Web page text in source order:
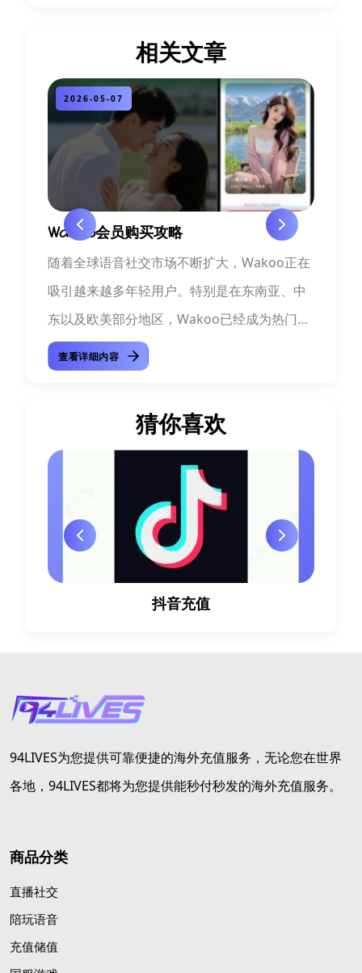
相关文章
2026-05-07
Wakoo会员购买攻略
随着全球语音社交市场不断扩大，Wakoo正在
吸引越来越多年轻用户。特别是在东南亚、中
东以及欧美部分地区，Wakoo已经成为热门的
在线语音交友APP之一。很多新用户刚接触平
台时，最常...
查看详细内容
猜你喜欢
抖音充值
94LIVES为您提供可靠便捷的海外充值服务，无论您在世界
各地，94LIVES都将为您提供能秒付秒发的海外充值服务。
商品分类
直播社交
陪玩语音
充值储值